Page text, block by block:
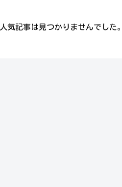
人気記事は見つかりませんでした。